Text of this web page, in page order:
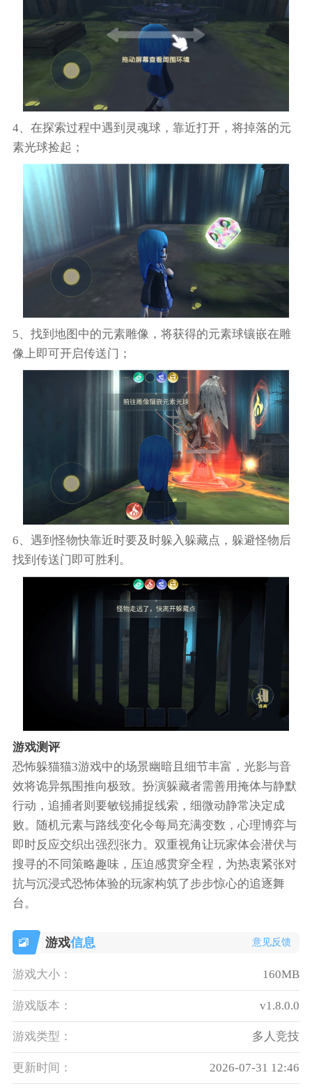
4、在探索过程中遇到灵魂球，靠近打开，将掉落的元
素光球捡起；
5、找到地图中的元素雕像，将获得的元素球镶嵌在雕
像上即可开启传送门；
6、遇到怪物快靠近时要及时躲入躲藏点，躲避怪物后
找到传送门即可胜利。
游戏测评
恐怖躲猫猫3游戏中的场景幽暗且细节丰富，光影与音
效将诡异氛围推向极致。扮演躲藏者需善用掩体与静默
行动，追捕者则要敏锐捕捉线索，细微动静常决定成
败。随机元素与路线变化令每局充满变数，心理博弈与
即时反应交织出强烈张力。双重视角让玩家体会潜伏与
搜寻的不同策略趣味，压迫感贯穿全程，为热衷紧张对
抗与沉浸式恐怖体验的玩家构筑了步步惊心的追逐舞
台。
游戏信息 意见反馈
游戏大小： 160MB
游戏版本： v1.8.0.0
游戏类型： 多人竞技
更新时间： 2026-07-31 12:46